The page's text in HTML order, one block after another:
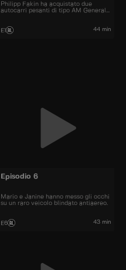
Philipp Fakin ha acquistato due
autocarri pesanti di tipo AM General
E1 44 min
Episodio 6
Mario e Janine hanno messo gli occhi
su un raro veicolo blindato antiaereo.
E6 43 min